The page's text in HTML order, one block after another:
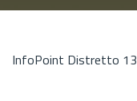
InfoPoint Distretto 13